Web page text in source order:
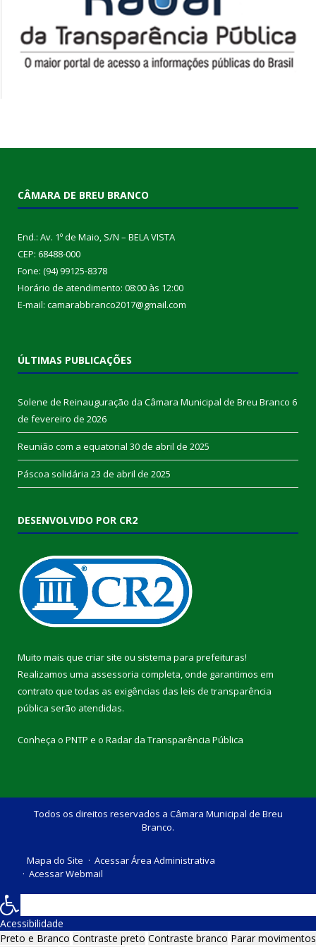
CÂMARA DE BREU BRANCO
End.: Av. 1º de Maio, S/N – BELA VISTA
CEP: 68488-000
Fone: (94) 99125-8378
Horário de atendimento: 08:00 às 12:00
E-mail: camarabbranco2017@gmail.com
ÚLTIMAS PUBLICAÇÕES
Solene de Reinauguração da Câmara Municipal de Breu Branco 6
de fevereiro de 2026
Reunião com a equatorial 30 de abril de 2025
Páscoa solidária 23 de abril de 2025
DESENVOLVIDO POR CR2
Muito mais que criar site ou sistema para prefeituras!
Realizamos uma assessoria completa, onde garantimos em
contrato que todas as exigências das leis de transparência
pública serão atendidas.
Conheça o PNTP e o Radar da Transparência Pública
Todos os direitos reservados a Câmara Municipal de Breu
Branco.
Mapa do Site
Acessar Área Administrativa
Acessar Webmail
Acessibilidade
Preto e Branco Contraste preto Contraste branco Parar movimentos